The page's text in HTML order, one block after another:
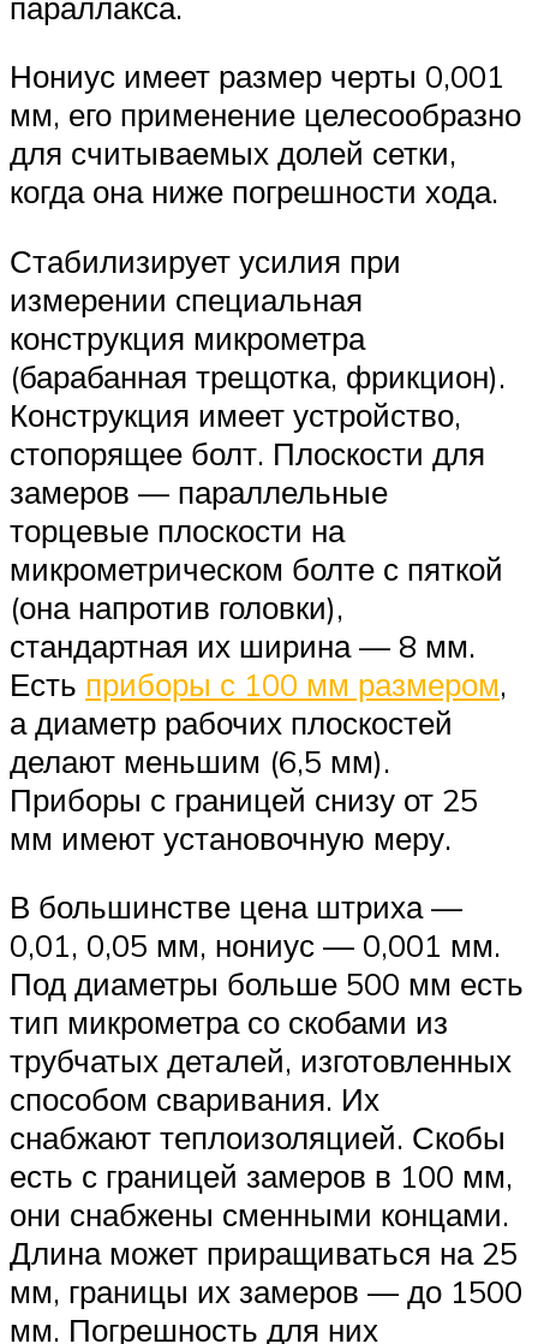
Нониус имеет размер черты 0,001
мм, его применение целесообразно
для считываемых долей сетки,
когда она ниже погрешности хода.
Стабилизирует усилия при
измерении специальная
конструкция микрометра
(барабанная трещотка, фрикцион).
Конструкция имеет устройство,
стопорящее болт. Плоскости для
замеров — параллельные
торцевые плоскости на
микрометрическом болте с пяткой
(она напротив головки),
стандартная их ширина — 8 мм.
Есть приборы с 100 мм размером,
а диаметр рабочих плоскостей
делают меньшим (6,5 мм).
Приборы с границей снизу от 25
мм имеют установочную меру.
В большинстве цена штриха —
0,01, 0,05 мм, нониус — 0,001 мм.
Под диаметры больше 500 мм есть
тип микрометра со скобами из
трубчатых деталей, изготовленных
способом сваривания. Их
снабжают теплоизоляцией. Скобы
есть с границей замеров в 100 мм,
они снабжены сменными концами.
Длина может приращиваться на 25
мм, границы их замеров — до 1500
мм. Погрешность для них